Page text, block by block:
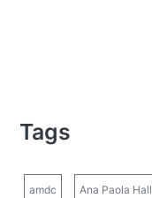
Tags
amdc Ana Paola Hall